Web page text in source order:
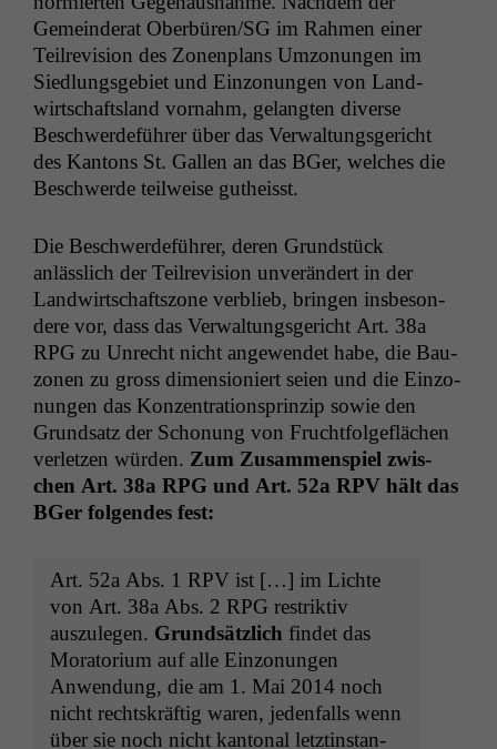
Gemein­der­at Oberbüren/SG im Rah­men ein­er
Teil­re­vi­sion des Zonen­plans Umzo­nun­gen im
Sied­lungs­ge­bi­et und Ein­zo­nun­gen von Land­
wirtschaft­s­land vor­nahm, gelangten diverse
Beschw­erde­führer über das Ver­wal­tungs­gericht
des Kan­tons St. Gallen an das BGer, welch­es die
Beschw­erde teil­weise gutheisst.
Die Beschw­erde­führer, deren Grund­stück
anlässlich der Teil­re­vi­sion unverän­dert in der
Land­wirtschaft­szone verblieb, brin­gen ins­beson­
dere vor, dass das Ver­wal­tungs­gericht Art. 38a
RPG zu Unrecht nicht angewen­det habe, die Bau­
zo­nen zu gross dimen­sion­iert seien und die Ein­zo­
nun­gen das Konzen­tra­tionsprinzip sowie den
Grund­satz der Scho­nung von Frucht­fol­ge­flächen
ver­let­zen wür­den. Zum Zusam­men­spiel zwis­
chen Art. 38a RPG und Art. 52a RPV hält das
BGer fol­gen­des fest:
Art. 52a Abs. 1 RPV ist […] im Lichte
von Art. 38a Abs. 2 RPG restrik­tiv
auszule­gen. Grund­sät­zlich find­et das
Mora­to­ri­um auf alle Ein­zo­nun­gen
Anwen­dung, die am 1. Mai 2014 noch
nicht recht­skräftig waren, jeden­falls wenn
über sie noch nicht kan­ton­al let­ztin­stan­